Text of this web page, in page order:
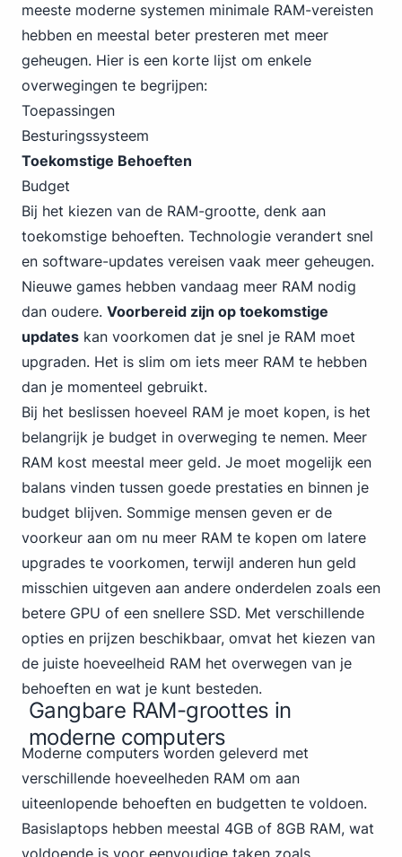
meeste moderne systemen minimale RAM-vereisten
hebben en meestal beter presteren met meer
geheugen. Hier is een korte lijst om enkele
overwegingen te begrijpen:
Toepassingen
Besturingssysteem
Toekomstige Behoeften
Budget
Bij het kiezen van de RAM-grootte, denk aan
toekomstige behoeften. Technologie verandert snel
en software-updates vereisen vaak meer geheugen.
Nieuwe games hebben vandaag meer RAM nodig
dan oudere. Voorbereid zijn op toekomstige
updates kan voorkomen dat je snel je RAM moet
upgraden. Het is slim om iets meer RAM te hebben
dan je momenteel gebruikt.
Bij het beslissen hoeveel RAM je moet kopen, is het
belangrijk je budget in overweging te nemen. Meer
RAM kost meestal meer geld. Je moet mogelijk een
balans vinden tussen goede prestaties en binnen je
budget blijven. Sommige mensen geven er de
voorkeur aan om nu meer RAM te kopen om latere
upgrades te voorkomen, terwijl anderen hun geld
misschien uitgeven aan andere onderdelen zoals een
betere GPU of een snellere SSD. Met verschillende
opties en prijzen beschikbaar, omvat het kiezen van
de juiste hoeveelheid RAM het overwegen van je
behoeften en wat je kunt besteden.
Gangbare RAM-groottes in
moderne computers
Moderne computers worden geleverd met
verschillende hoeveelheden RAM om aan
uiteenlopende behoeften en budgetten te voldoen.
Basislaptops hebben meestal 4GB of 8GB RAM, wat
voldoende is voor eenvoudige taken zoals